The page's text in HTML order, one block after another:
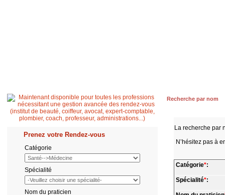
Prenez votre Rendez-vous
Catégorie
Spécialité
Nom du praticien
Recherche par nom
La recherche par
N’hésitez pas à
Catégorie*:
Spécialité*: